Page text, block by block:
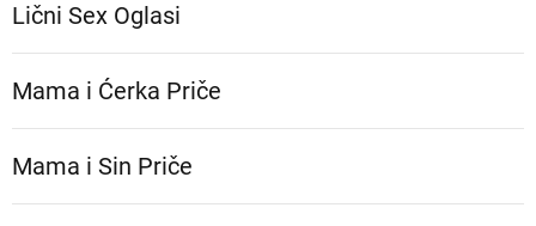
Lični Sex Oglasi
Mama i Ćerka Priče
Mama i Sin Priče